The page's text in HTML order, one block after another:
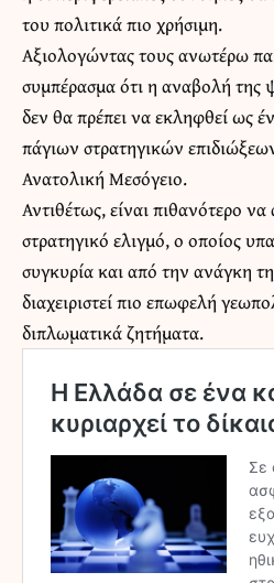
του πολιτικά πιο χρήσιμη.
Αξιολογώντας τους ανωτέρω
συμπέρασμα ότι η αναβολή της
δεν θα πρέπει να εκληφθεί ως
πάγιων στρατηγικών
Ανατολική Μεσόγειο.
Αντιθέτως, είναι πιθανότερο να
στρατηγικό ελιγμό, ο οποίος
συγκυρία και από την ανάγκη
διαχειριστεί πιο επωφελή
διπλωματικά ζητήματα.